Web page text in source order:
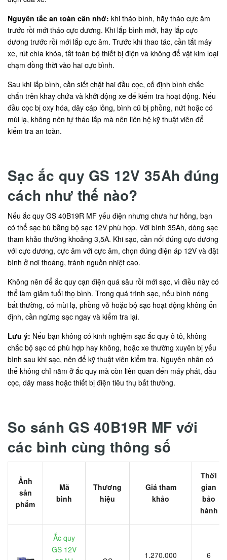
Nguyên tắc an toàn cần nhớ: khi tháo bình, hãy tháo cực âm
trước rồi mới tháo cực dương. Khi lắp bình mới, hãy lắp cực
dương trước rồi mới lắp cực âm. Trước khi thao tác, cần tắt máy
xe, rút chìa khóa, tắt toàn bộ thiết bị điện và không để vật kim loại
chạm đồng thời vào hai cực bình.
Sau khi lắp bình, cần siết chặt hai đầu cọc, cố định bình chắc
chắn trên khay chứa và khởi động xe để kiểm tra hoạt động. Nếu
đầu cọc bị oxy hóa, dây cáp lỏng, bình cũ bị phồng, nứt hoặc có
mùi lạ, không nên tự tháo lắp mà nên liên hệ kỹ thuật viên để
kiểm tra an toàn.
Sạc ắc quy GS 12V 35Ah đúng
cách như thế nào?
Nếu ắc quy GS 40B19R MF yếu điện nhưng chưa hư hỏng, bạn
có thể sạc bù bằng bộ sạc 12V phù hợp. Với bình 35Ah, dòng sạc
tham khảo thường khoảng 3,5A. Khi sạc, cần nối đúng cực dương
với cực dương, cực âm với cực âm, chọn đúng điện áp 12V và đặt
bình ở nơi thoáng, tránh nguồn nhiệt cao.
Không nên để ắc quy cạn điện quá sâu rồi mới sạc, vì điều này có
thể làm giảm tuổi thọ bình. Trong quá trình sạc, nếu bình nóng
bất thường, có mùi lạ, phồng vỏ hoặc bộ sạc hoạt động không ổn
định, cần ngừng sạc ngay và kiểm tra lại.
Lưu ý: Nếu bạn không có kinh nghiệm sạc ắc quy ô tô, không
chắc bộ sạc có phù hợp hay không, hoặc xe thường xuyên bị yếu
bình sau khi sạc, nên để kỹ thuật viên kiểm tra. Nguyên nhân có
thể không chỉ nằm ở ắc quy mà còn liên quan đến máy phát, đầu
cọc, dây mass hoặc thiết bị điện tiêu thụ bất thường.
So sánh GS 40B19R MF với
các bình cùng thông số
Ảnh
sản
phẩm
Mã
bình
Thương
hiệu
Giá tham
khảo
Thời
gian
bảo
hành
Ắc quy
GS 12V
1.270.000
6